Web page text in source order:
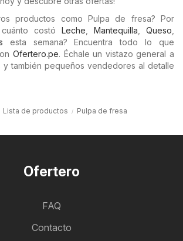
productos como Pulpa de fresa? Por
costó Leche Mantequilla Queso
esta semana? Encuentra todo lo que
Ofertero.pe. Échale un vistazo general a
también pequeños vendedores al detalle
Lista de productos Pulpa de fresa
Ofertero
FAQ
Contacto